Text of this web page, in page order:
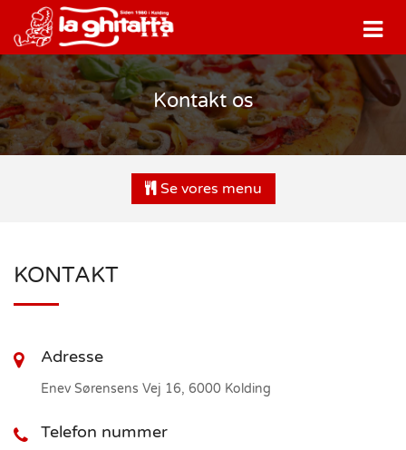
Kontakt os
Se vores menu
KONTAKT
Adresse
Enev Sørensens Vej 16, 6000 Kolding
Telefon nummer